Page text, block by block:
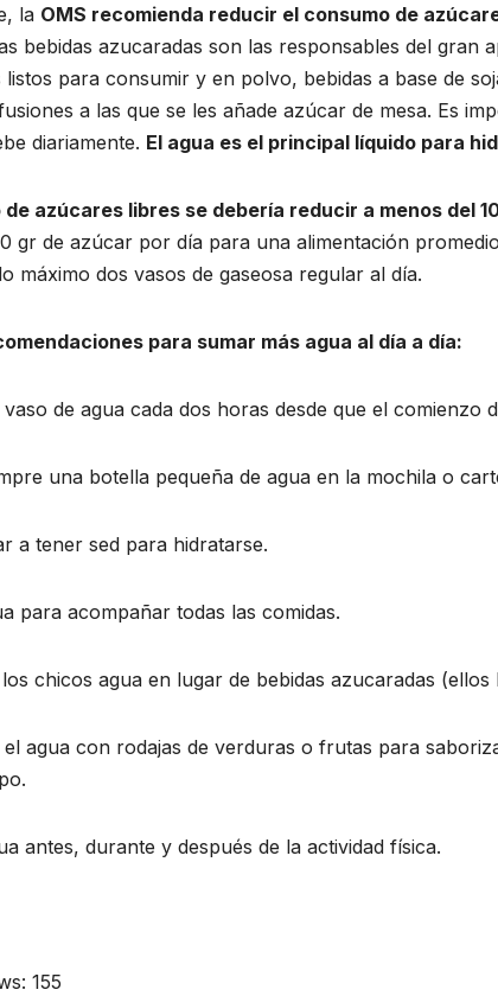
la OMS recomienda reducir el consumo de
bebidas azucaradas son las responsables del gran
listos para consumir y en polvo, bebidas a base de
a las que se les añade azúcar de mesa. Es
diariamente. El agua es el principal líquido para
de azúcares libres se debería reducir a menos del
gr de azúcar por día para una alimentación
máximo dos vasos de gaseosa regular al día.
para sumar más agua al día a día:
de agua cada dos horas desde que el comienzo
una botella pequeña de agua en la mochila o
a tener sed para hidratarse.
para acompañar todas las comidas.
chicos agua en lugar de bebidas azucaradas
el agua con rodajas de verduras o frutas para
antes, durante y después de la actividad física.
155